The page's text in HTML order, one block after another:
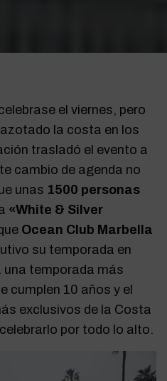
el viernes, pero
la costa en los
trasladó el evento a
cambio de agenda no
unas 1500 personas
«White & Silver
Ocean Club Marbella
su temporada en
una temporada más
cumplen 10 años y el
exclusivos de la Costa
por todo lo alto.